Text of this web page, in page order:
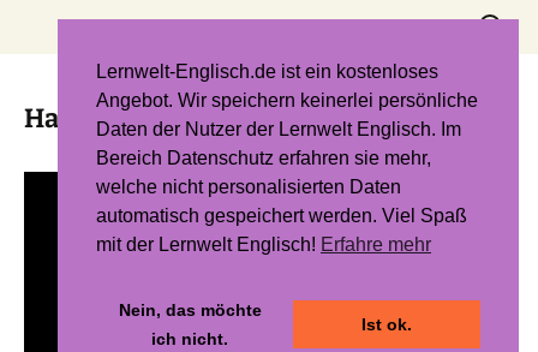
Suchen
Hangman 6 – Unit 2
Lernwelt-Englisch.de ist ein kostenloses
Angebot. Wir speichern keinerlei persönliche
Daten der Nutzer der Lernwelt Englisch. Im
Bereich Datenschutz erfahren sie mehr,
welche nicht personalisierten Daten
automatisch gespeichert werden. Viel Spaß
mit der Lernwelt Englisch! Erfahre mehr
Nein, das möchte
ich nicht.
Ist ok.